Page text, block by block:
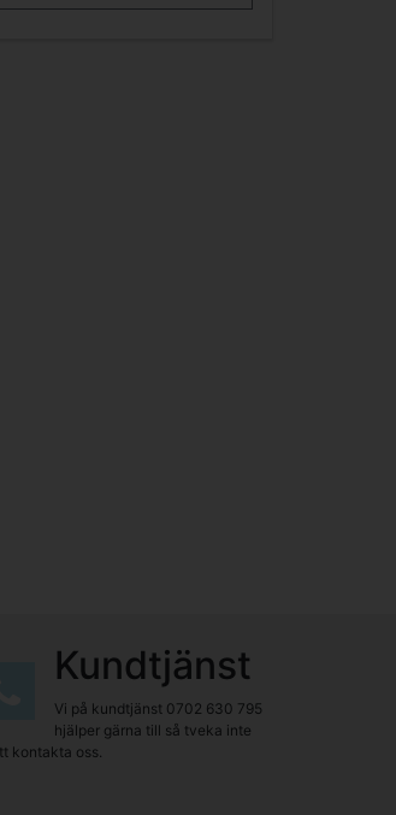
Kundtjänst
Vi på kundtjänst 0702 630 795
hjälper gärna till så tveka inte
kontakta oss.